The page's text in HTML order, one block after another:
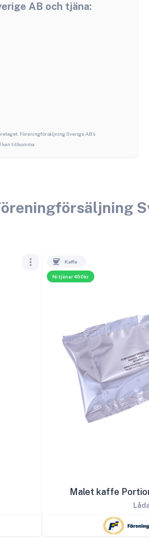
AB och tjäna:
Föreningförsäljning Sverige AB's
tillkomma.
Ni tjänar 450kr
Kaffe
Malet kaffe